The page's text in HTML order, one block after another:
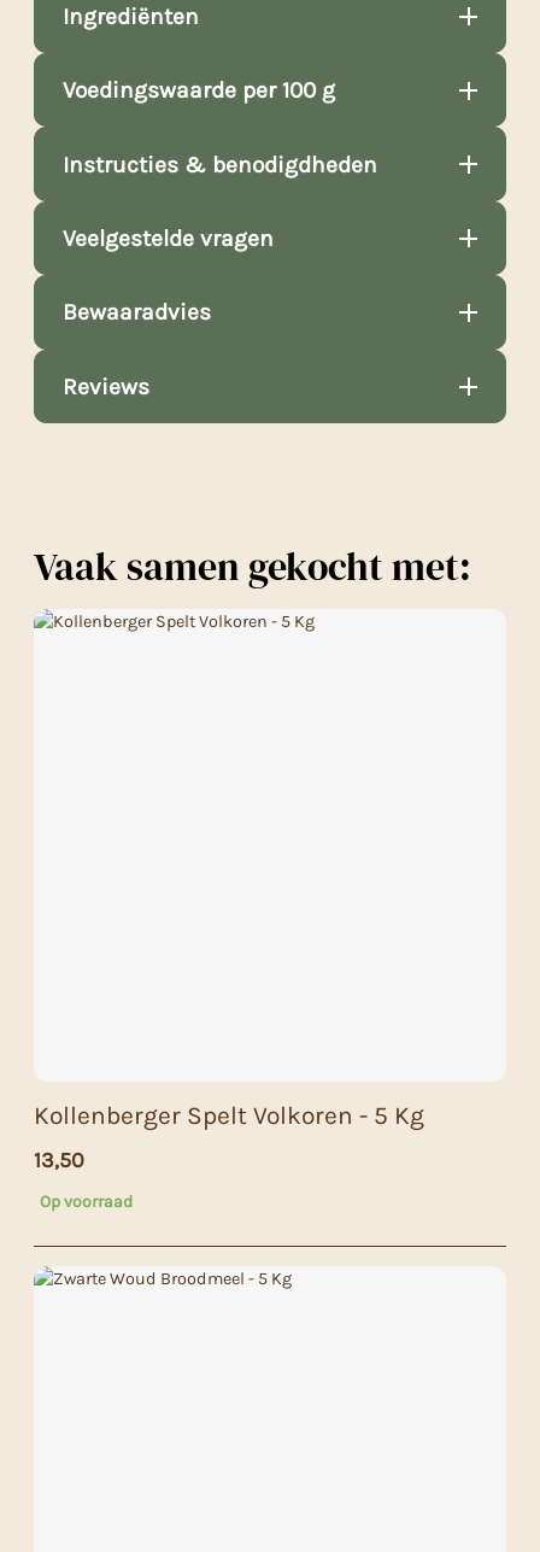
Ingrediënten
Voedingswaarde per 100 g
Instructies & benodigdheden
Veelgestelde vragen
Bewaaradvies
Reviews
Vaak samen gekocht met:
Kollenberger Spelt Volkoren - 5 Kg
13,50
Op voorraad